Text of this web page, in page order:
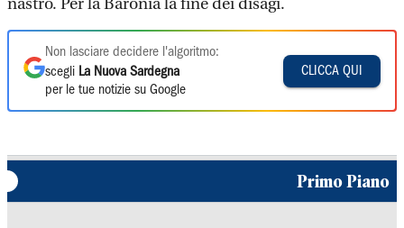
nastro. Per la Baronia la fine dei disagi.
Non lasciare decidere l'algoritmo:
scegli La Nuova Sardegna
per le tue notizie su Google
CLICCA QUI
Primo Piano